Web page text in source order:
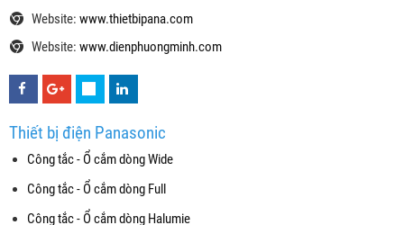
Website: www.thietbipana.com
Website: www.dienphuongminh.com
Thiết bị điện Panasonic
Công tắc - Ổ cắm dòng Wide
Công tắc - Ổ cắm dòng Full
Công tắc - Ổ cắm dòng Halumie